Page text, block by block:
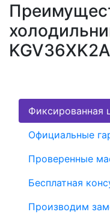
Фиксированная
Официальные
Проверенные
Бесплатная
Производим